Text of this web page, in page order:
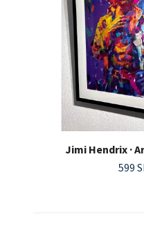
Jimi Hendrix ·
599